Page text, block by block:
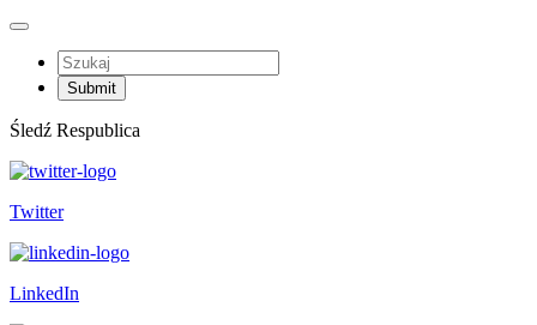
Śledź Respublica
Twitter
LinkedIn